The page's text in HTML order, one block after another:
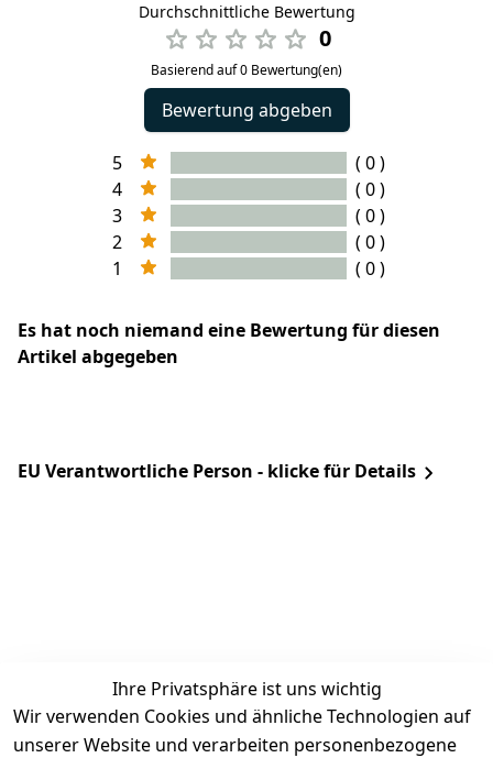
Durchschnittliche Bewertung
0
Basierend auf 0 Bewertung(en)
Bewertung abgeben
5
( 0 )
4
( 0 )
3
( 0 )
2
( 0 )
1
( 0 )
Es hat noch niemand eine Bewertung für diesen
Artikel abgegeben
EU Verantwortliche Person - klicke für Details
Ihre Privatsphäre ist uns wichtig
Wir verwenden Cookies und ähnliche Technologien auf
unserer Website und verarbeiten personenbezogene
Rechtliches
AGB
Services
Kontakt
Zahlung &
Versand